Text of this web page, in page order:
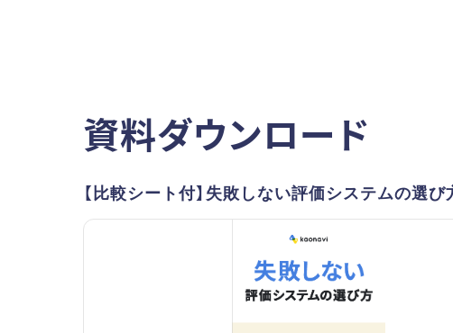
資料ダウンロード
【比較シート付】失敗しない評価システムの選び